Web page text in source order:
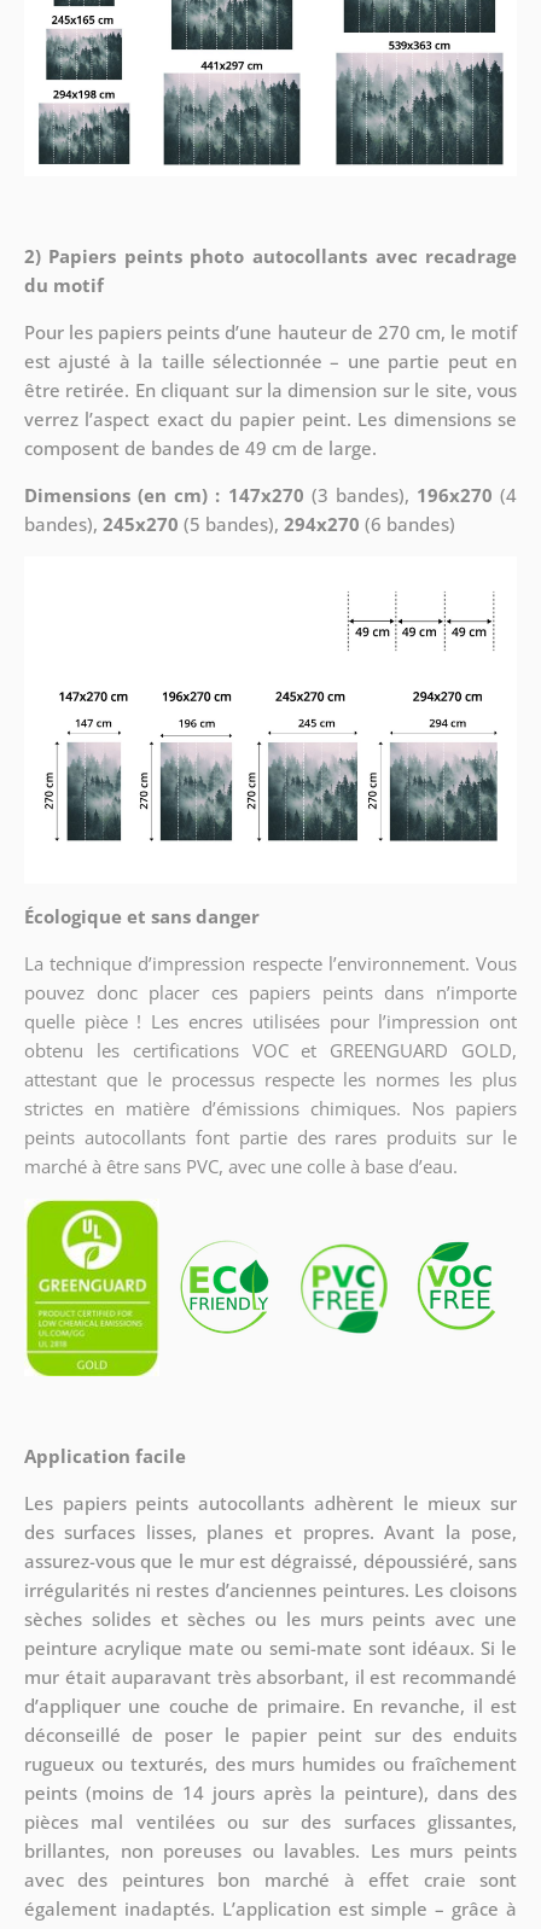
2) Papiers peints photo autocollants avec recadrage
du motif
Pour les papiers peints d’une hauteur de 270 cm, le motif
est ajusté à la taille sélectionnée – une partie peut en
être retirée. En cliquant sur la dimension sur le site, vous
verrez l’aspect exact du papier peint. Les dimensions se
composent de bandes de 49 cm de large.
Dimensions (en cm) : 147x270 (3 bandes), 196x270 (4
bandes), 245x270 (5 bandes), 294x270 (6 bandes)
Écologique et sans danger
La technique d’impression respecte l’environnement. Vous
pouvez donc placer ces papiers peints dans n’importe
quelle pièce ! Les encres utilisées pour l’impression ont
obtenu les certifications VOC et GREENGUARD GOLD,
attestant que le processus respecte les normes les plus
strictes en matière d’émissions chimiques. Nos papiers
peints autocollants font partie des rares produits sur le
marché à être sans PVC, avec une colle à base d’eau.
Application facile
Les papiers peints autocollants adhèrent le mieux sur
des surfaces lisses, planes et propres. Avant la pose,
assurez-vous que le mur est dégraissé, dépoussiéré, sans
irrégularités ni restes d’anciennes peintures. Les cloisons
sèches solides et sèches ou les murs peints avec une
peinture acrylique mate ou semi-mate sont idéaux. Si le
mur était auparavant très absorbant, il est recommandé
d’appliquer une couche de primaire. En revanche, il est
déconseillé de poser le papier peint sur des enduits
rugueux ou texturés, des murs humides ou fraîchement
peints (moins de 14 jours après la peinture), dans des
pièces mal ventilées ou sur des surfaces glissantes,
brillantes, non poreuses ou lavables. Les murs peints
avec des peintures bon marché à effet craie sont
également inadaptés. L’application est simple – grâce à